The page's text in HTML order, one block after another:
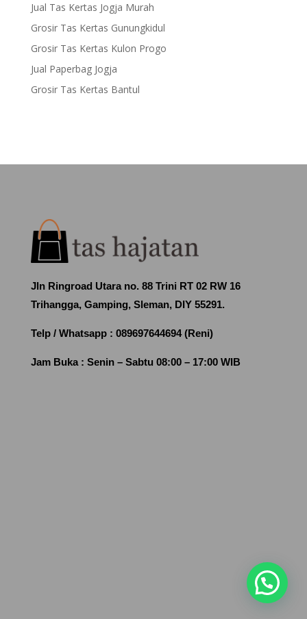
Jual Tas Kertas Jogja Murah
Grosir Tas Kertas Gunungkidul
Grosir Tas Kertas Kulon Progo
Jual Paperbag Jogja
Grosir Tas Kertas Bantul
Jln Ringroad Utara no. 88 Trini RT 02 RW 16
Trihangga, Gamping, Sleman, DIY 55291.
Telp / Whatsapp : 089697644694 (Reni)
Jam Buka : Senin – Sabtu 08:00 – 17:00 WIB